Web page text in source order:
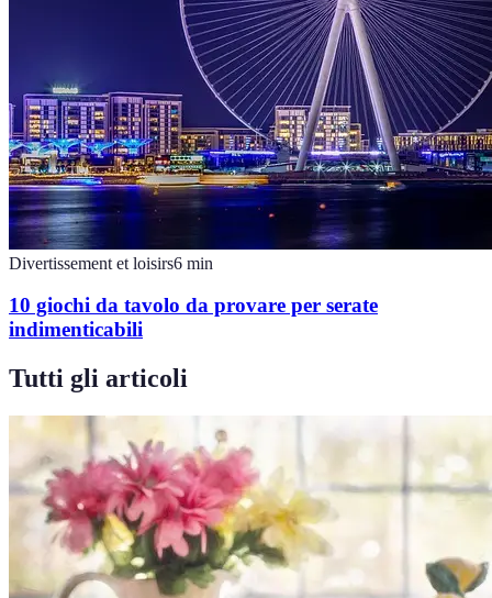
Divertissement et loisirs6 min
10 giochi da tavolo da provare per serate
indimenticabili
Tutti gli articoli